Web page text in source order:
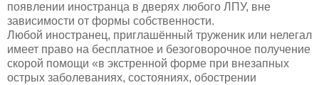
появлении иностранца в дверях любого ЛПУ, вне
зависимости от формы собственности.
Любой иностранец, приглашённый труженик или нелегал
имеет право на бесплатное и безоговорочное получение
скорой помощи «в экстренной форме при внезапных
острых заболеваниях, состояниях, обострении